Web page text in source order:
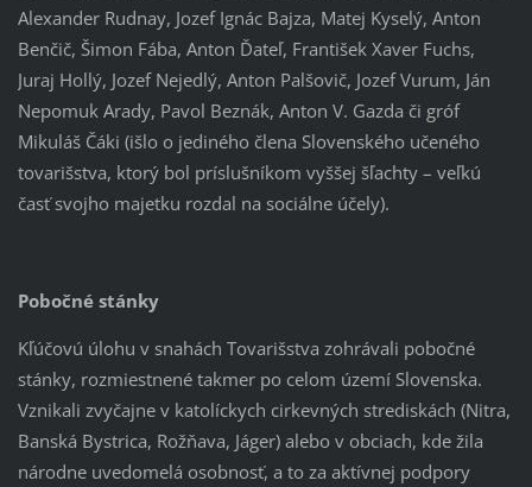
Alexander Rudnay, Jozef Ignác Bajza, Matej Kyselý, Anton
Benčič, Šimon Fába, Anton Ďateľ, František Xaver Fuchs,
Juraj Hollý, Jozef Nejedlý, Anton Palšovič, Jozef Vurum, Ján
Nepomuk Arady, Pavol Beznák, Anton V. Gazda či gróf
Mikuláš Čáki (išlo o jediného člena Slovenského učeného
tovarišstva, ktorý bol príslušníkom vyššej šľachty – veľkú
časť svojho majetku rozdal na sociálne účely).
Pobočné stánky
Kľúčovú úlohu v snahách Tovarišstva zohrávali pobočné
stánky, rozmiestnené takmer po celom území Slovenska.
Vznikali zvyčajne v katolíckych cirkevných strediskách (Nitra,
Banská Bystrica, Rožňava, Jáger) alebo v obciach, kde žila
národne uvedomelá osobnosť, a to za aktívnej podpory